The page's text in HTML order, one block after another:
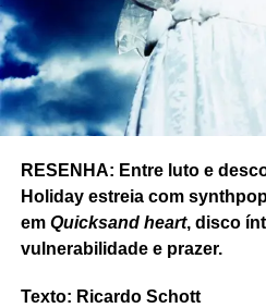
***
“Sentir mas sem sofrer do
com a sorte”, canta Lígia
faixas mais marcantes do
participação de Jhayam. A
clipe em preto e branco,
cenas urbanas e tomadas na
conferir o repertório de
Campos.
RESENHA: Entre luto e
Holiday estreia com
em Quicksand heart, disco
vulnerabilidade e prazer.
Texto: Ricardo Schott